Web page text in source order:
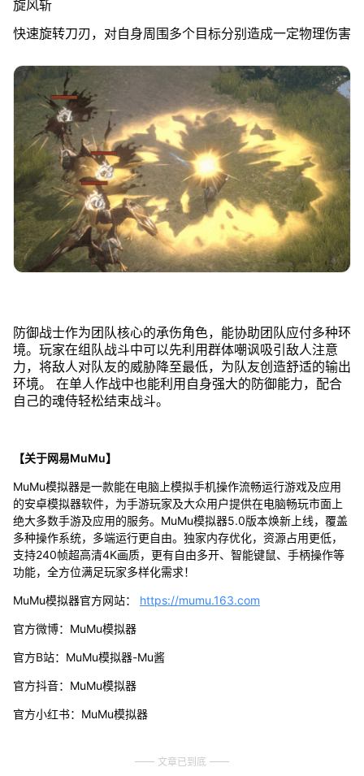
旋风斩
快速旋转刀刃，对自身周围多个目标分别造成一定物理伤害
防御战士作为团队核心的承伤角色，能协助团队应付多种环
境。玩家在组队战斗中可以先利用群体嘲讽吸引敌人注意
力，将敌人对队友的威胁降至最低，为队友创造舒适的输出
环境。 在单人作战中也能利用自身强大的防御能力，配合
自己的魂侍轻松结束战斗。
【关于网易MuMu】
MuMu模拟器是一款能在电脑上模拟手机操作流畅运行游戏及应用
的安卓模拟器软件，为手游玩家及大众用户提供在电脑畅玩市面上
绝大多数手游及应用的服务。MuMu模拟器5.0版本焕新上线，覆盖
多种操作系统，多端运行更自由。独家内存优化，资源占用更低，
支持240帧超高清4K画质，更有自由多开、智能键鼠、手柄操作等
功能，全方位满足玩家多样化需求！
MuMu模拟器官方网站： https://mumu.163.com
官方微博：MuMu模拟器
官方B站：MuMu模拟器-Mu酱
官方抖音：MuMu模拟器
官方小红书：MuMu模拟器
文章已到底